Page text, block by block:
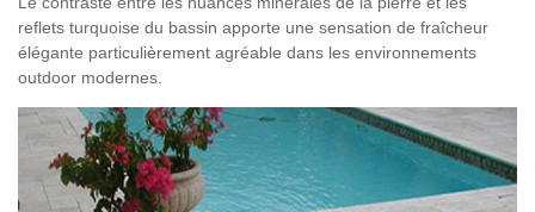
reflets turquoise du bassin apporte une sensation de fraîcheur
élégante particulièrement agréable dans les environnements
outdoor modernes.